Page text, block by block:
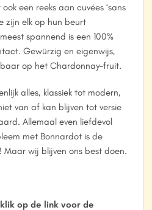
een reeks aan cuvées ‘sans
zijn elk op hun beurt
spannend is een 100%
Gewürzig en eigenwijs,
op het Chardonnay-fruit.
alles, klassiek tot modern,
van af kan blijven tot versie
Allemaal even liefdevol
met Bonnardot is de
Maar wij blijven ons best doen.
op de link voor de